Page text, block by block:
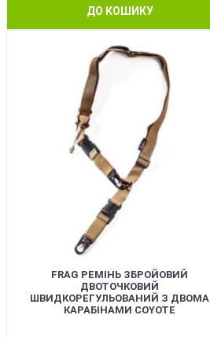
ДО КОШИКУ
FRAG РЕМІНЬ ЗБРОЙОВИЙ
ДВОТОЧКОВИЙ
ШВИДКОРЕГУЛЬОВАНИЙ З ДВОМА
КАРАБІНАМИ COYOTE